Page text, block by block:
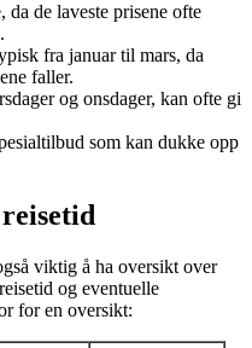
de laveste prisene ofte
fra januar til mars, da
faller.
og onsdager, kan ofte gi
som kan dukke opp
viktig å ha oversikt over
og eventuelle
for en oversikt: